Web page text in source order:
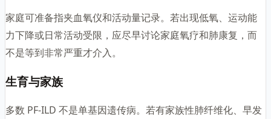
家庭可准备指夹血氧仪和活动量记录。若出现低氧、运动能
力下降或日常活动受限，应尽早讨论家庭氧疗和肺康复，而
不是等到非常严重才介入。
生育与家族
多数 PF-ILD 不是单基因遗传病。若有家族性肺纤维化、早发